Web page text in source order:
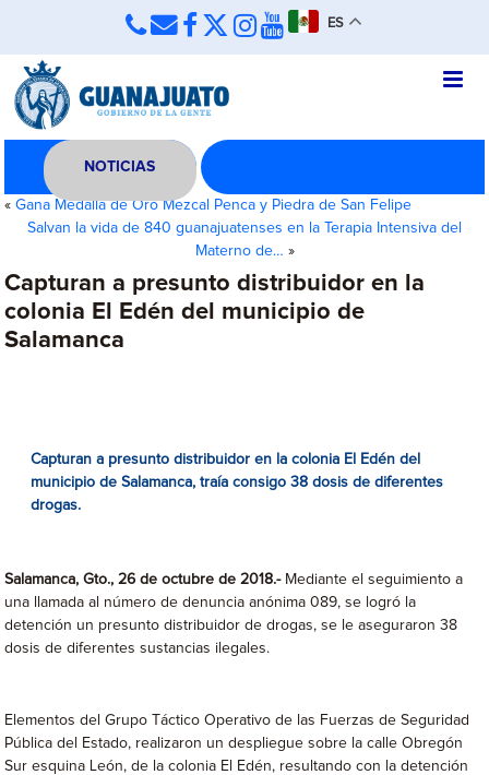
ES
NOTICIAS
«Gana Medalla de Oro Mezcal Penca y Piedra de San Felipe
Salvan la vida de 840 guanajuatenses en la Terapia Intensiva del
Materno de… »
Capturan a presunto distribuidor en la
colonia El Edén del municipio de
Salamanca
Capturan a presunto distribuidor en la colonia El Edén del
municipio de Salamanca, traía consigo 38 dosis de diferentes
drogas.
Salamanca, Gto., 26 de octubre de 2018.-Mediante el seguimiento a
una llamada al número de denuncia anónima 089, se logró la
detención un presunto distribuidor de drogas, se le aseguraron 38
dosis de diferentes sustancias ilegales.
Elementos del Grupo Táctico Operativo de las Fuerzas de Seguridad
Pública del Estado, realizaron un despliegue sobre la calle Obregón
Sur esquina León, de la colonia El Edén, resultando con la detención